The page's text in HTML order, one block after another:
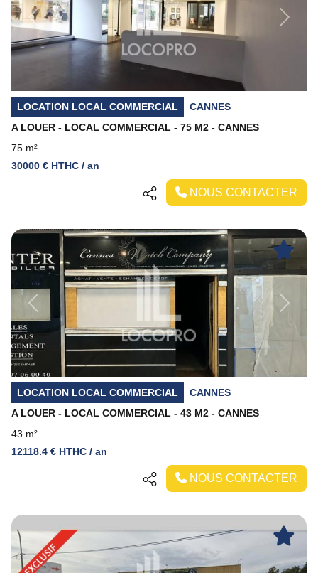
Previous Next
LOCATION LOCAL COMMERCIAL
CANNES
A LOUER - LOCAL COMMERCIAL - 75 M2 - CANNES
75 m²
30000 € HTHC / an
NOUS CONTACTER
Previous Next
LOCATION LOCAL COMMERCIAL
CANNES
A LOUER - LOCAL COMMERCIAL - 43 M2 - CANNES
43 m²
12118.4 € HTHC / an
NOUS CONTACTER